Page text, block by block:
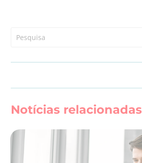
Notícias relacionadas